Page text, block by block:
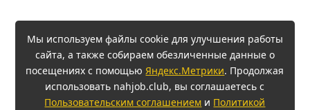
Мы используем файлы cookie для улучшения работы
сайта, а также собираем обезличенные данные о
посещениях с помощьюЯндекс.Метрики. Продолжая
использовать nahjob.club, вы соглашаетесь с
Пользовательским соглашением и Политикой